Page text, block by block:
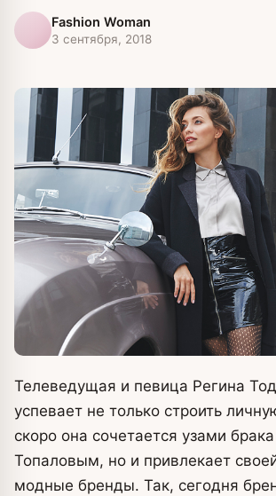
Fashion Woman
3 сентября, 2018
Телеведущая и певица Регина
успевает не только строить
скоро она сочетается узами
Топаловым, но и привлекает
модные бренды. Так, сегодня